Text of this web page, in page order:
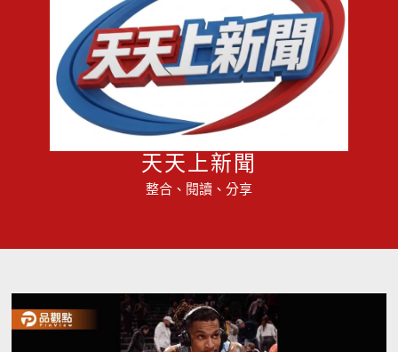
天天上新聞
整合、閱讀、分享